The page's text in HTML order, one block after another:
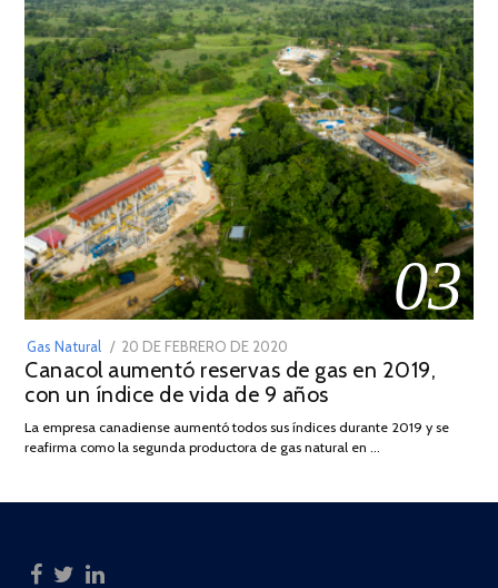
03
Gas Natural
POSTED
ON
20 DE FEBRERO DE 2020
DE
JULIO
2025
Canacol aumentó reservas de gas en 2019,
con un índice de vida de 9 años
La empresa canadiense aumentó todos sus índices durante 2019 y se
reafirma como la segunda productora de gas natural en …